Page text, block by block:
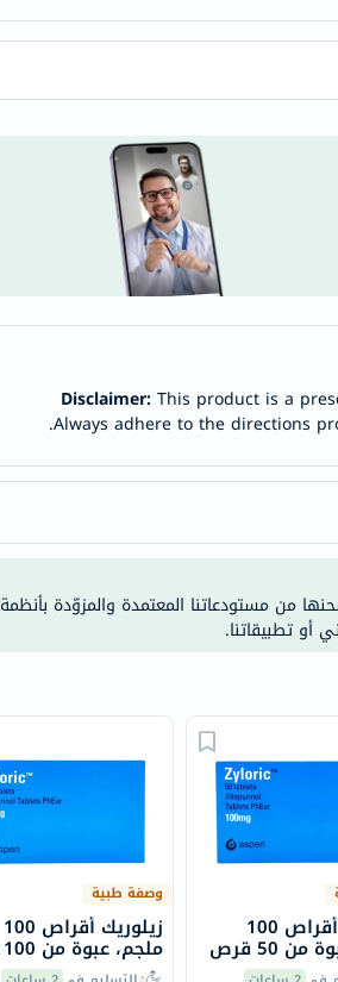
Disclaimer:This product is a
Always adhere to the directions
من مستودعاتنا المعتمدة والمزوّدة بأنظمة
أو تطبيقاتنا.
وصفة طبية
زيلوريك أقراص 100
ملجم، عبوة من 100 قرص
زيلوريك أقراص 100
50 قرص